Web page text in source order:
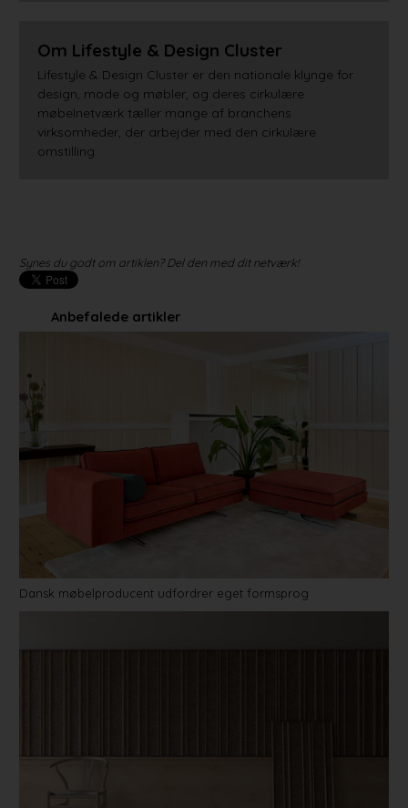
Om Lifestyle & Design Cluster
Lifestyle & Design Cluster er den nationale klynge for
design, mode og møbler, og deres cirkulære
møbelnetværk tæller mange af branchens
virksomheder, der arbejder med den cirkulære
omstilling.
Synes du godt om artiklen? Del den med dit netværk!
Anbefalede artikler
Dansk møbelproducent udfordrer eget formsprog